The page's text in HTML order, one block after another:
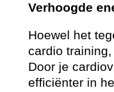
Verhoogde
Hoewel het
cardio
Door je
efficiënter in